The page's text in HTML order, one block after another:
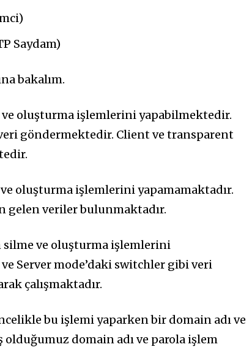
Saydam)
bakalım.
oluşturma işlemlerini yapabilmektedir.
göndermektedir. Client ve transparent
oluşturma işlemlerini yapamamaktadır.
gelen veriler bulunmaktadır.
silme ve oluşturma işlemlerini
Server mode’daki switchler gibi veri
çalışmaktadır.
bu işlemi yaparken bir domain adı ve
domain adı ve parola işlem